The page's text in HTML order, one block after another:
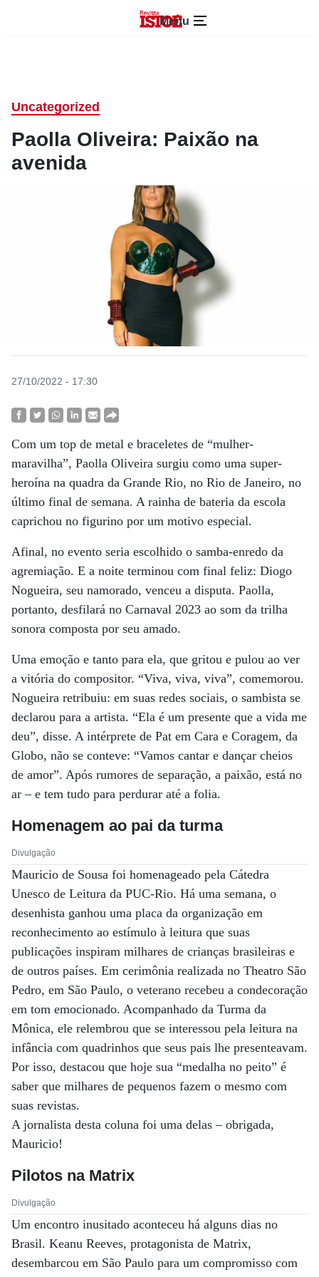
Menu
Uncategorized
Paolla Oliveira: Paixão na
avenida
27/10/2022 - 17:30
Com um top de metal e braceletes de “mulher-
maravilha”, Paolla Oliveira surgiu como uma super-
heroína na quadra da Grande Rio, no Rio de Janeiro, no
último final de semana. A rainha de bateria da escola
caprichou no figurino por um motivo especial.
Afinal, no evento seria escolhido o samba-enredo da
agremiação. E a noite terminou com final feliz: Diogo
Nogueira, seu namorado, venceu a disputa. Paolla,
portanto, desfilará no Carnaval 2023 ao som da trilha
sonora composta por seu amado.
Uma emoção e tanto para ela, que gritou e pulou ao ver
a vitória do compositor. “Viva, viva, viva”, comemorou.
Nogueira retribuiu: em suas redes sociais, o sambista se
declarou para a artista. “Ela é um presente que a vida me
deu”, disse. A intérprete de Pat em Cara e Coragem, da
Globo, não se conteve: “Vamos cantar e dançar cheios
de amor”. Após rumores de separação, a paixão, está no
ar – e tem tudo para perdurar até a folia.
Homenagem ao pai da turma
Divulgação
Mauricio de Sousa foi homenageado pela Cátedra
Unesco de Leitura da PUC-Rio. Há uma semana, o
desenhista ganhou uma placa da organização em
reconhecimento ao estímulo à leitura que suas
publicações inspiram milhares de crianças brasileiras e
de outros países. Em cerimônia realizada no Theatro São
Pedro, em São Paulo, o veterano recebeu a condecoração
em tom emocionado. Acompanhado da Turma da
Mônica, ele relembrou que se interessou pela leitura na
infância com quadrinhos que seus pais lhe presenteavam.
Por isso, destacou que hoje sua “medalha no peito” é
saber que milhares de pequenos fazem o mesmo com
suas revistas.
A jornalista desta coluna foi uma delas – obrigada,
Mauricio!
Pilotos na Matrix
Divulgação
Um encontro inusitado aconteceu há alguns dias no
Brasil. Keanu Reeves, protagonista de Matrix,
desembarcou em São Paulo para um compromisso com